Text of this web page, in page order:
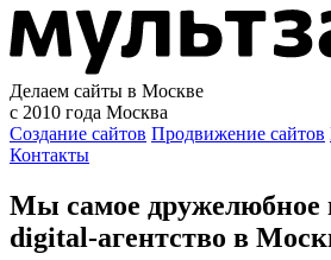
Делаем сайты в Москве
с 2010 года Москва
Создание сайтов Продвижение сайтов
Контакты
Мы самое
digital-агентство в